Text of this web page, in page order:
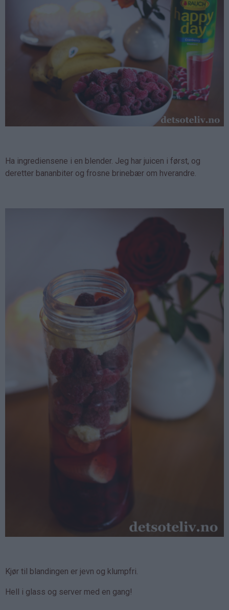
Ha ingrediensene i en blender. Jeg har juicen i først, og
deretter bananbiter og frosne brinebær om hverandre.
Kjør til blandingen er jevn og klumpfri.
Hell i glass og server med en gang!